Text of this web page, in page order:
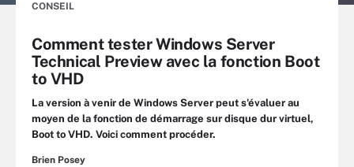
CONSEIL
Comment tester Windows Server
Technical Preview avec la fonction Boot
to VHD
La version à venir de Windows Server peut s'évaluer au
moyen de la fonction de démarrage sur disque dur virtuel,
Boot to VHD. Voici comment procéder.
Brien Posey